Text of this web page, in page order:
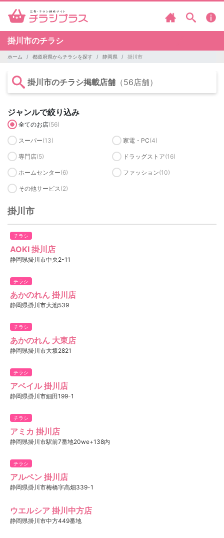
掛川市のチラシ
ホーム 都道府県からチラシを探す 静岡県 掛川市
掛川市のチラシ掲載店舗 （56店舗）
ジャンルで絞り込み
全てのお店(56)
スーパー(13) 家電・PC(4)
専門店(5) ドラッグストア(16)
ホームセンター(6) ファッション(10)
その他サービス (2)
掛川市
チラシ
AOKI 掛川店
静岡県掛川市中央2-11
チラシ
あかのれん 掛川店
静岡県掛川市大池539
チラシ
あかのれん 大東店
静岡県掛川市大坂2821
チラシ
アベイル 掛川店
静岡県掛川市細田199-1
チラシ
アミカ 掛川店
静岡県掛川市駅前7番地20we+138内
チラシ
アルペン 掛川店
静岡県掛川市梅橋字高畑339-1
ウエルシア 掛川中方店
静岡県掛川市中方449番地